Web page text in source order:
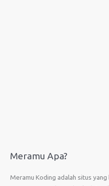
Meramu Apa?
Meramu Koding adalah situs